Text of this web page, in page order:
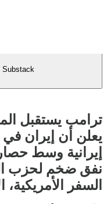
Substack
ترامب يستقبل
يعلن أن إيران في
إيرانية وسط
نفق ضخم لحزب
السفر